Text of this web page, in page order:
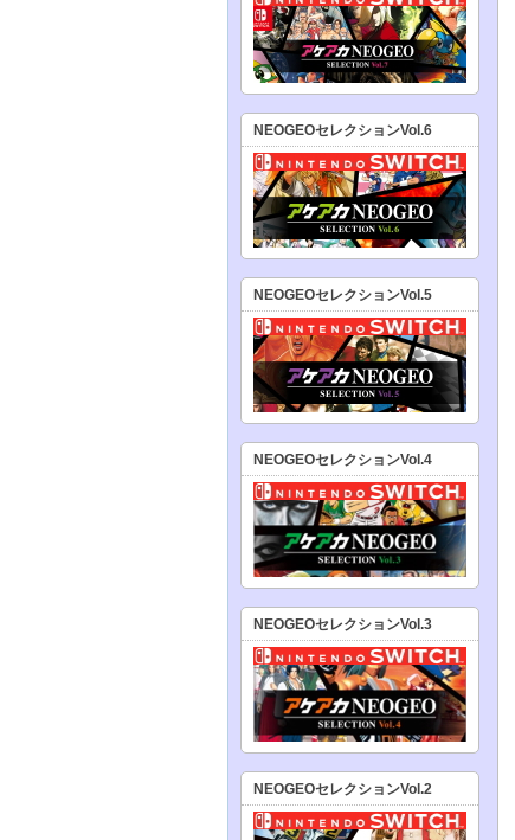
NEOGEOセレクションVol.6
NEOGEOセレクションVol.5
NEOGEOセレクションVol.4
NEOGEOセレクションVol.3
NEOGEOセレクションVol.2